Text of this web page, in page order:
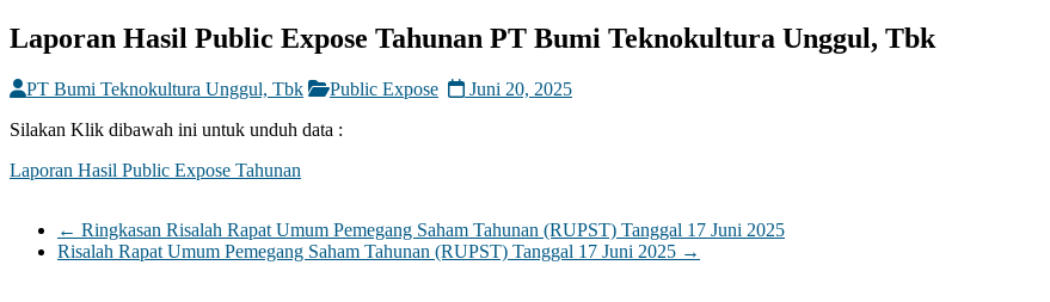
Laporan Hasil Public Expose Tahunan PT Bumi Teknokultura Unggul, Tbk
PT Bumi Teknokultura Unggul, Tbk Public Expose
Juni 20, 2025
Silakan Klik dibawah ini untuk unduh data :
Laporan Hasil Public Expose Tahunan
← Ringkasan Risalah Rapat Umum Pemegang Saham Tahunan (RUPST) Tanggal 17 Juni 2025
Risalah Rapat Umum Pemegang Saham Tahunan (RUPST) Tanggal 17 Juni 2025 →